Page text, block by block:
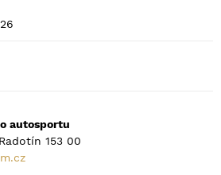
autosportu
153 00